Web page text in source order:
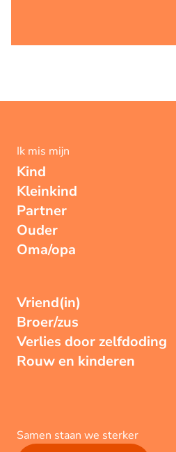
Ik mis mijn
Kind
Kleinkind
Partner
Ouder
Oma/opa
Vriend(in)
Broer/zus
Verlies door zelfdoding
Rouw en kinderen
Samen staan we sterker